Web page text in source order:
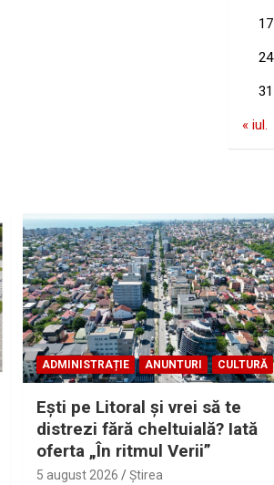
17
24
31
« iul.
ADMINISTRAȚIE ANUNTURI CULTURĂ
Eşti pe Litoral şi vrei să te
distrezi fără cheltuială? Iată
oferta „În ritmul Verii”
5 august 2026 Ştirea